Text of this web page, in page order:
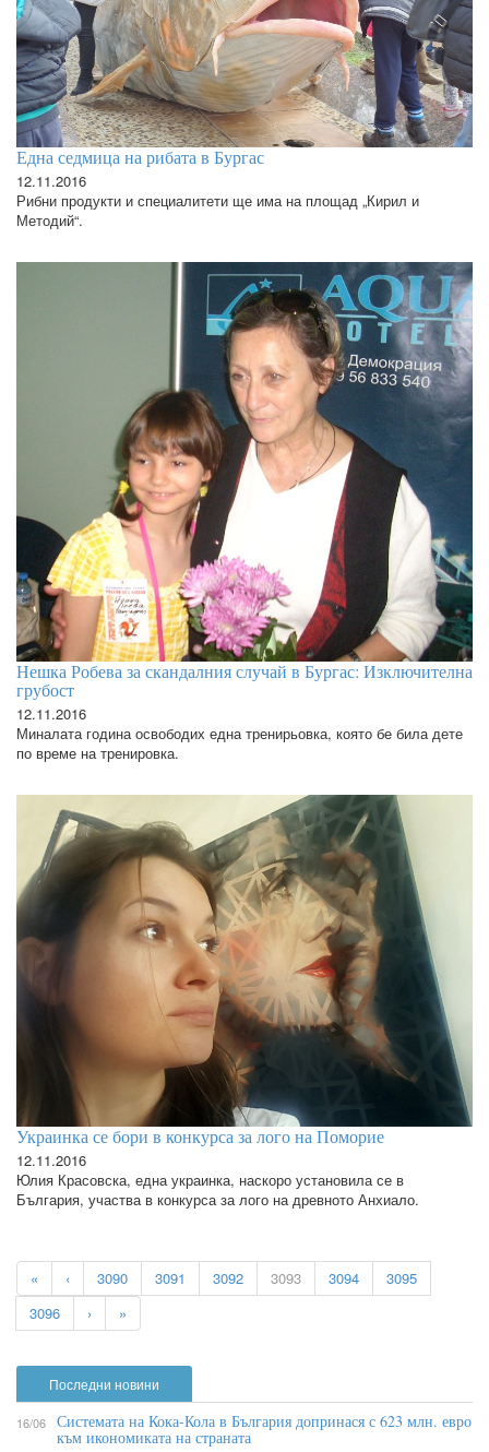
Една седмица на рибата в Бургас
12.11.2016
Рибни продукти и специалитети ще има на площад „Кирил и
Методий“.
Нешка Робева за скандалния случай в Бургас: Изключителна
грубост
12.11.2016
Миналата година освободих една тренирьовка, която бе била дете
по време на тренировка.
Украинка се бори в конкурса за лого на Поморие
12.11.2016
Юлия Красовска, една украинка, наскоро установила се в
България, участва в конкурса за лого на древното Анхиало.
« ‹ 3090 3091 3092 3093 3094
3095
3096
› »
Последни новини
16/06 Системата на Кока-Кола в България допринася с 623 млн. евро
към икономиката на страната